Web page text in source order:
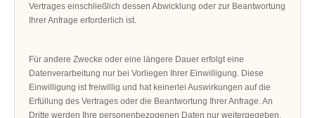
Vertrages einschließlich dessen Abwicklung oder zur Beantwortung
Ihrer Anfrage erforderlich ist.
Für andere Zwecke oder eine längere Dauer erfolgt eine
Datenverarbeitung nur bei Vorliegen Ihrer Einwilligung. Diese
Einwilligung ist freiwillig und hat keinerlei Auswirkungen auf die
Erfüllung des Vertrages oder die Beantwortung Ihrer Anfrage. An
Dritte werden Ihre personenbezogenen Daten nur weitergegeben,